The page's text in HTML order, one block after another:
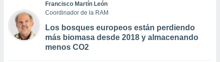
Francisco Martín León
Coordinador de la RAM
Los bosques europeos están perdiendo
más biomasa desde 2018 y almacenando
menos CO2